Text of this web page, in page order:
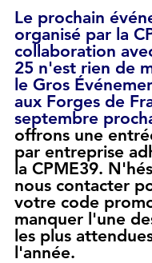
Le prochain
organisé par la
collaboration
25 n'est rien de
le Gros
aux Forges de
septembre
offrons une
par entreprise
la CPME39.
nous contacter
votre code
manquer l'une
les plus
l'année.